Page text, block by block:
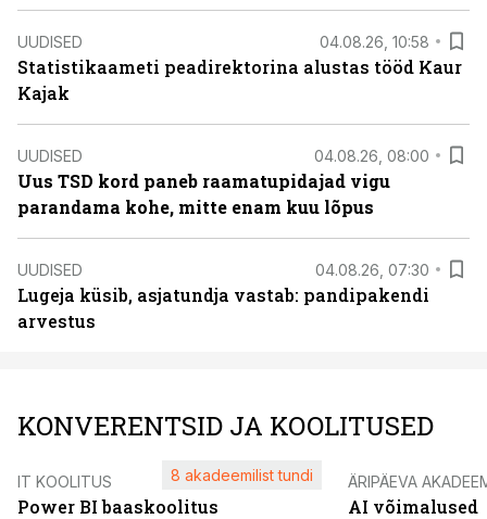
UUDISED 04.08.26, 10:58
Statistikaameti peadirektorina alustas tööd Kaur
Kajak
UUDISED 04.08.26, 08:00
Uus TSD kord paneb raamatupidajad vigu
parandama kohe, mitte enam kuu lõpus
UUDISED 04.08.26, 07:30
Lugeja küsib, asjatundja vastab: pandipakendi
arvestus
KONVERENTSID JA KOOLITUSED
IT KOOLITUS
Power BI baaskoolitus
8 akadeemilist tundi ÄRIPÄEVA
AI võimalused